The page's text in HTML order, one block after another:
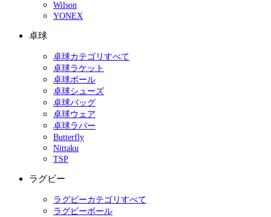
Wilson
YONEX
卓球
卓球カテゴリすべて
卓球ラケット
卓球ボール
卓球シューズ
卓球バッグ
卓球ウェア
卓球ラバー
Butterfly
Nittaku
TSP
ラグビー
ラグビーカテゴリすべて
ラグビーボール